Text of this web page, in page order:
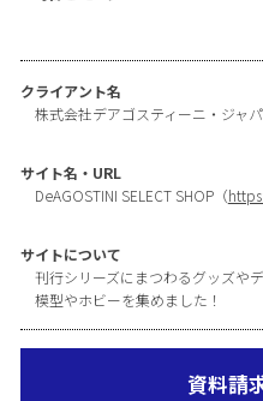
クライアント名
株式会社デアゴスティーニ・ジャ
サイト名・URL
DeAGOSTINI SELECT SHOP（
サイトについて
刊行シリーズにまつわるグッズや
模型やホビーを集めました！
資料請